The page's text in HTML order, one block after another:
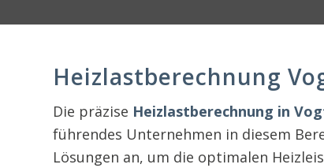
Heizlastberechnung
Die präzise Heizlastberechnung in
führendes Unternehmen in diesem
Lösungen an, um die optimalen